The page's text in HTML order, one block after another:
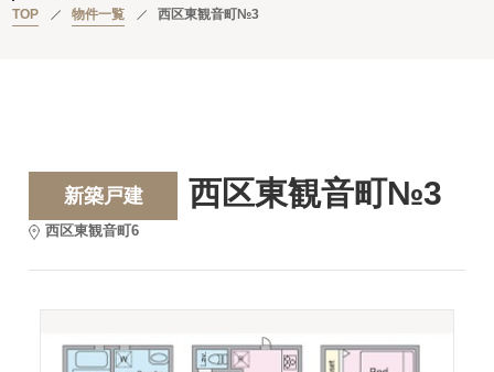
TOP 物件一覧 西区東観音町№3
新築戸建 西区東観音町№3
西区東観音町6